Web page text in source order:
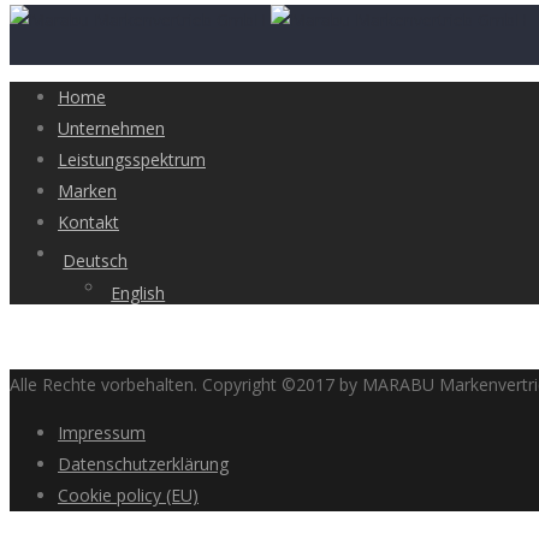
Home
Unternehmen
Leistungsspektrum
Marken
Kontakt
Deutsch
English
Alle Rechte vorbehalten. Copyright ©2017 by MARABU
Impressum
Datenschutzerklärung
Cookie policy (EU)